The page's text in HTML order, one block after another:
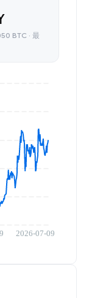
BTC · 最